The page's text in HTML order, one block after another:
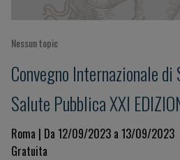
Nessun topic
Convegno Internazionale
Salute Pubblica XXI
Roma | Da 12/09/2023 a 13/09/2023
Gratuita